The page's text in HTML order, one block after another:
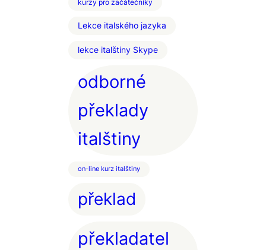
kurzy pro začátečníky
Lekce italského jazyka
lekce italštiny Skype
odborné
překlady
italštiny
on-line kurz italštiny
překlad
překladatel